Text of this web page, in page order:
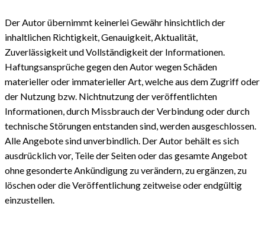
Der Autor übernimmt keinerlei Gewähr hinsichtlich der
inhaltlichen Richtigkeit, Genauigkeit, Aktualität,
Zuverlässigkeit und Vollständigkeit der Informationen.
Haftungsansprüche gegen den Autor wegen Schäden
materieller oder immaterieller Art, welche aus dem Zugriff oder
der Nutzung bzw. Nichtnutzung der veröffentlichten
Informationen, durch Missbrauch der Verbindung oder durch
technische Störungen entstanden sind, werden ausgeschlossen.
Alle Angebote sind unverbindlich. Der Autor behält es sich
ausdrücklich vor, Teile der Seiten oder das gesamte Angebot
ohne gesonderte Ankündigung zu verändern, zu ergänzen, zu
löschen oder die Veröffentlichung zeitweise oder endgültig
einzustellen.